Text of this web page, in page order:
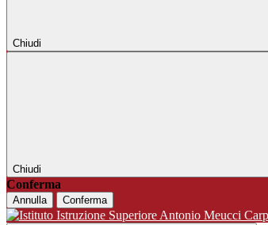
Chiudi
Chiudi
Conferma
Annulla Conferma